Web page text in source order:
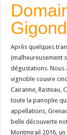
Après quelques
(malheureusement
dégustations. Nous
vignoble couvre
Cairanne, Rasteau,
toute la panoplie
appellations,
belle découverte
Montmirail 2016, un